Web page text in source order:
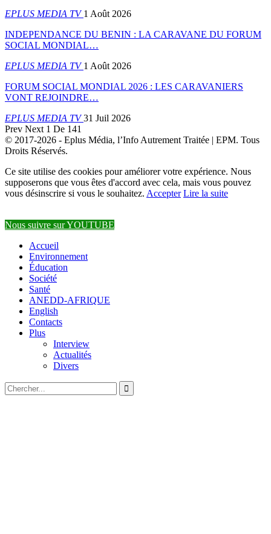
EPLUS MEDIA TV1 Août 2026
INDEPENDANCE DU BENIN : LA CARAVANE DU FORUM
SOCIAL MONDIAL…
EPLUS MEDIA TV1 Août 2026
FORUM SOCIAL MONDIAL 2026 : LES CARAVANIERS
VONT REJOINDRE…
EPLUS MEDIA TV31 Juil 2026
Prev Next 1 De 141
© 2017-2026 - Eplus Média, l’Info Autrement Traitée | EPM. Tous
Droits Réservés.
Ce site utilise des cookies pour améliorer votre expérience. Nous
supposerons que vous êtes d'accord avec cela, mais vous pouvez
vous désinscrire si vous le souhaitez. Accepter Lire la suite
Nous suivre sur YOUTUBE
Accueil
Environnement
Éducation
Société
Santé
ANEDD-AFRIQUE
English
Contacts
Plus
Interview
Actualités
Divers